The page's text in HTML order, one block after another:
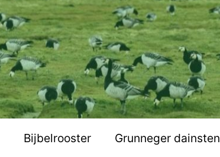
Bijbelrooster Grunneger dainsten